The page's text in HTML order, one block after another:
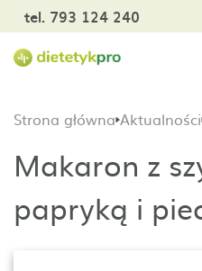
tel. 793 124 240
Strona główna Aktualności
Makaron z
papryką i